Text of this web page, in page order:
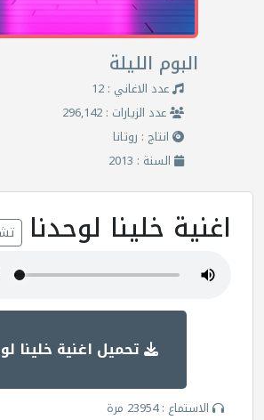
البوم الليلة
عدد الاغاني : 12
عدد الزيارات : 296,142
انتاج : روتانا
السنة : 2013
اغنية خلينا لوحدنا
تحميل اغنية خلينا
الاستماع : 23954 مرة